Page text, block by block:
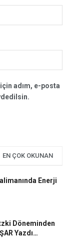
adım, e-posta
EN ÇOK OKUNAN
Enerji
Döneminden
Yazdı…